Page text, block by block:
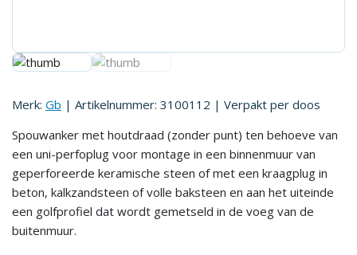
Merk: Gb | Artikelnummer: 3100112 | Verpakt per doos
Spouwanker met houtdraad (zonder punt) ten behoeve van
een uni-perfoplug voor montage in een binnenmuur van
geperforeerde keramische steen of met een kraagplug in
beton, kalkzandsteen of volle baksteen en aan het uiteinde
een golfprofiel dat wordt gemetseld in de voeg van de
buitenmuur.